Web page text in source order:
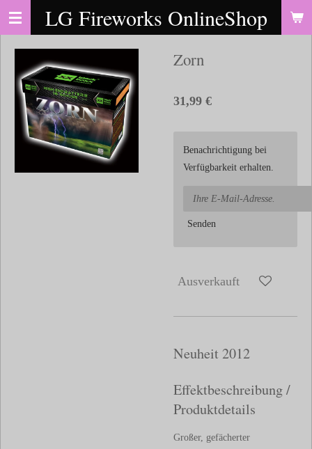
Zum
springen
LG Fireworks OnlineShop
Zorn
31,99 €
Benachrichtigung bei
Verfügbarkeit erhalten.
Senden
Ausverkauft
Neuheit 2012
Effektbeschreibung /
Produktdetails
Großer, gefächerter